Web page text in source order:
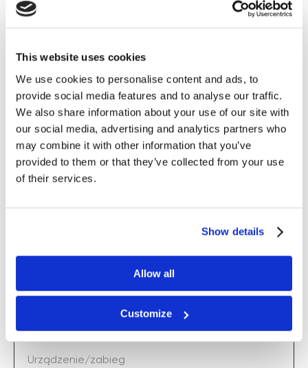
This website uses cookies
We use cookies to personalise content and ads, to
provide social media features and to analyse our traffic.
We also share information about your use of our site with
our social media, advertising and analytics partners who
may combine it with other information that you’ve
provided to them or that they’ve collected from your use
of their services.
Show details
Allow all
Customize
na sprzęt,
który będzie pracował dla Ciebie i
Twoich klientów
Twoje imię
Urządzenie/zabieg